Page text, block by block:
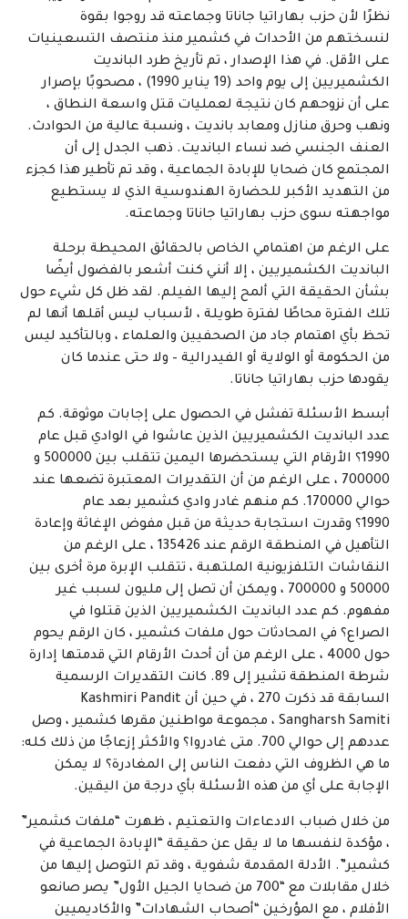
نظرًا لأن حزب بهاراتيا جاناتا وجماعته قد روجوا بقوة
لنسختهم من الأحداث في كشمير منذ منتصف التسعينيات
على الأقل. في هذا الإصدار ، تم تأريخ طرد البانديت
الكشميريين إلى يوم واحد (19 يناير 1990) ، مصحوبًا بإصرار
على أن نزوحهم كان نتيجة لعمليات قتل واسعة النطاق ،
ونهب وحرق منازل ومعابد بانديت ، ونسبة عالية من الحوادث.
العنف الجنسي ضد نساء البانديت. ذهب الجدل إلى أن
المجتمع كان ضحايا للإبادة الجماعية ، وقد تم تأطير هذا كجزء
من التهديد الأكبر للحضارة الهندوسية الذي لا يستطيع
مواجهته سوى حزب بهاراتيا جاناتا وجماعته.
على الرغم من اهتمامي الخاص بالحقائق المحيطة برحلة
البانديت الكشميريين ، إلا أنني كنت أشعر بالفضول أيضًا
بشأن الحقيقة التي ألمح إليها الفيلم. لقد ظل كل شيء حول
تلك الفترة محاطًا لفترة طويلة ، لأسباب ليس أقلها أنها لم
تحظ بأي اهتمام جاد من الصحفيين والعلماء ، وبالتأكيد ليس
من الحكومة أو الولاية أو الفيدرالية – ولا حتى عندما كان
يقودها حزب بهاراتيا جاناتا.
أبسط الأسئلة تفشل في الحصول على إجابات موثوقة. كم
عدد البانديت الكشميريين الذين عاشوا في الوادي قبل عام
1990؟ الأرقام التي يستحضرها اليمين تتقلب بين 500000 و
700000 ، على الرغم من أن التقديرات المعتبرة تضعها عند
حوالي 170000. كم منهم غادر وادي كشمير بعد عام
1990؟ وقدرت استجابة حديثة من قبل مفوض الإغاثة وإعادة
التأهيل في المنطقة الرقم عند 135426 ، على الرغم من
النقاشات التلفزيونية الملتهبة ، تتقلب الإبرة مرة أخرى بين
50000 و 700000 ، ويمكن أن تصل إلى مليون لسبب غير
مفهوم. كم عدد البانديت الكشميريين الذين قتلوا في
الصراع؟ في المحادثات حول ملفات كشمير ، كان الرقم يحوم
حول 4000 ، على الرغم من أن أحدث الأرقام التي قدمتها إدارة
شرطة المنطقة تشير إلى 89. كانت التقديرات الرسمية
السابقة قد ذكرت 270 ، في حين أن Kashmiri Pandit
Sangharsh Samiti ، مجموعة مواطنين مقرها كشمير ، وصل
عددهم إلى حوالي 700. متى غادروا؟ والأكثر إزعاجًا من ذلك كله:
ما هي الظروف التي دفعت الناس إلى المغادرة؟ لا يمكن
الإجابة على أي من هذه الأسئلة بأي درجة من اليقين.
من خلال ضباب الادعاءات والتعتيم ، ظهرت “ملفات كشمير”
، مؤكدة لنفسها ما لا يقل عن حقيقة “الإبادة الجماعية في
كشمير”. الأدلة المقدمة شفوية ، وقد تم التوصل إليها من
خلال مقابلات مع “700 من ضحايا الجيل الأول” يصر صانعو
الأفلام ، مع المؤرخين “أصحاب الشهادات” والأكاديميين